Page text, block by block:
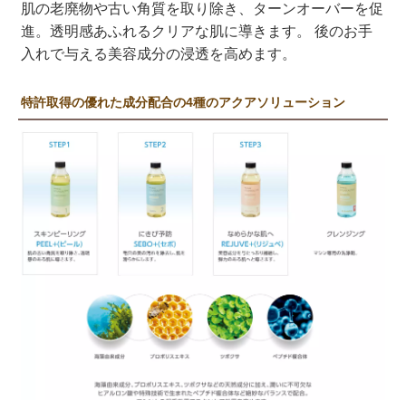
肌の老廃物や古い角質を取り除き、ターンオーバーを促
進。透明感あふれるクリアな肌に導きます。 後のお手
入れで与える美容成分の浸透を高めます。
特許取得の優れた成分配合の4種のアクアソリューション